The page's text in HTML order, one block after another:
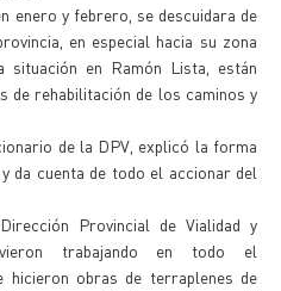
enero y febrero, se descuidara de
en especial hacia su zona
situación en Ramón Lista, están
de rehabilitación de los caminos y
de la DPV, explicó la forma
da cuenta de todo el accionar del
Provincial de Vialidad y
trabajando en todo el
hicieron obras de terraplenes de